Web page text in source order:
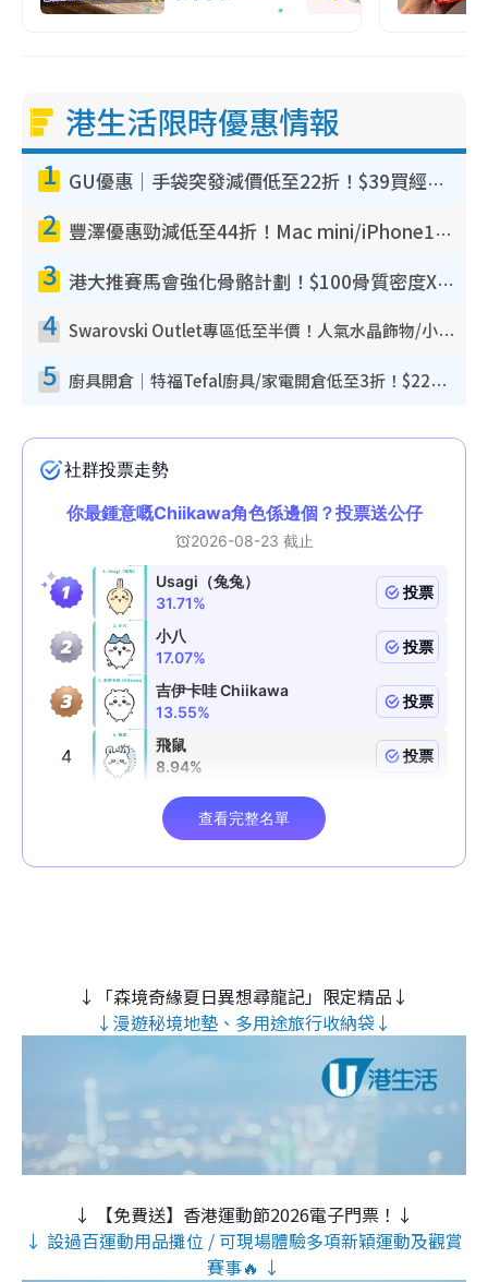
港生活限時優惠情報
1 GU優惠｜手袋突發減價低至22折！$39買經典波士頓包/餃子袋！飾物同步減價$29起！
2 豐澤優惠勁減低至44折！Mac mini/iPhone17Pro大減價！廚房家電$220起
3 港大推賽馬會強化骨骼計劃！$100骨質密度X光檢查 完成免費運動訓練送超市禮券！附參加資格
4 Swarovski Outlet專區低至半價！人氣水晶飾物/小擺設$138起！迪士尼款/水晶高跟鞋都有平
5 廚具開倉｜特福Tefal廚具/家電開倉低至3折！$220起買平底鍋/炒鑊/湯煲！電飯煲/吸塵機/燙斗$418起
↓「森境奇緣夏日異想尋龍記」限定精品↓
↓漫遊秘境地墊、多用途旅行收納袋↓
↓ 【免費送】香港運動節2026電子門票！↓
↓ 設過百運動用品攤位 / 可現場體驗多項新穎運動及觀賞
賽事🔥 ↓